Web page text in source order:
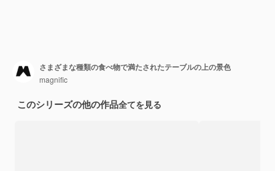
さまざまな種類の食べ物で満たされたテーブルの上の景色
magnific
このシリーズの他の作品全てを見る